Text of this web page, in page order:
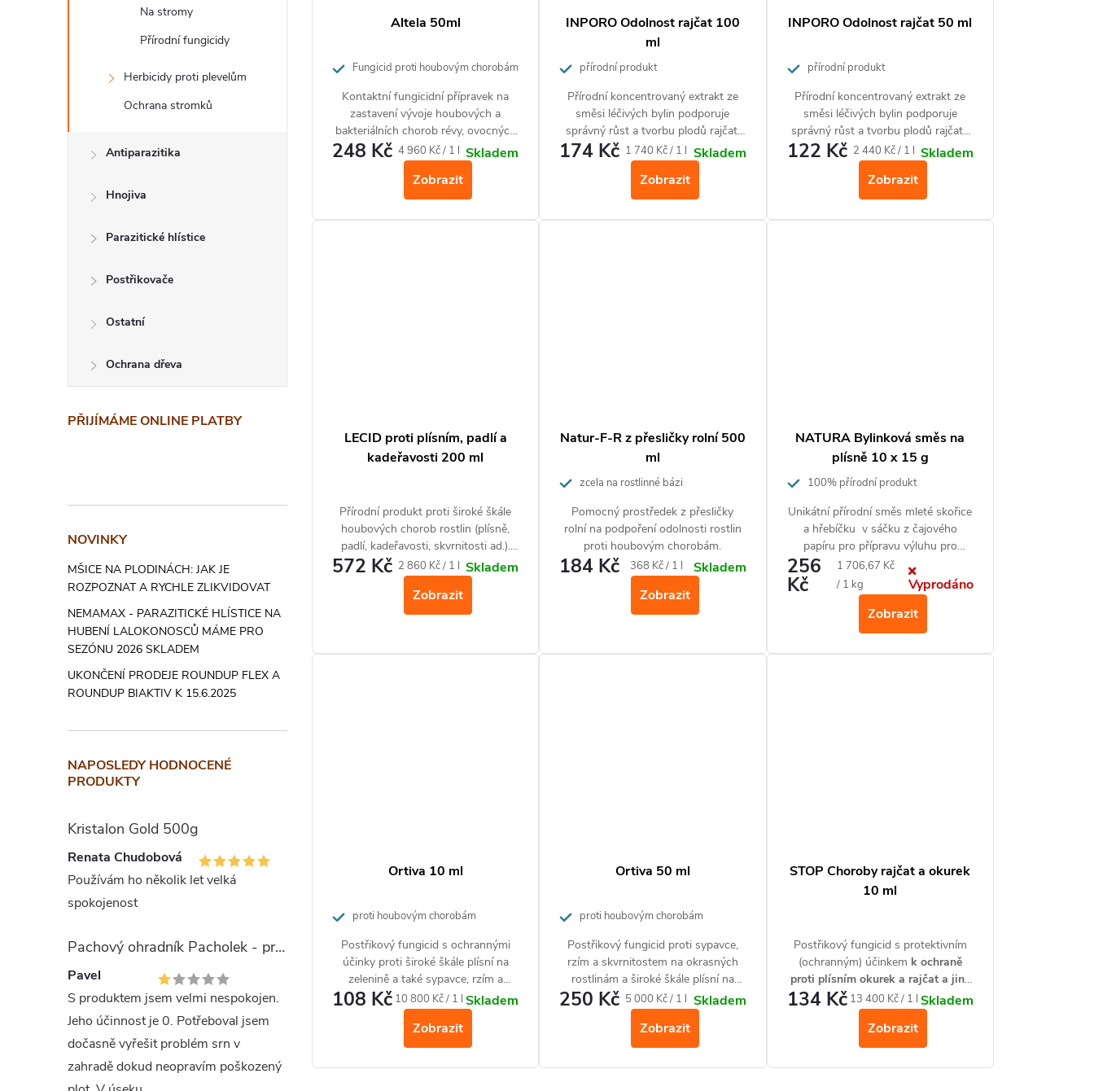
Na stromy
Přírodní fungicidy
Herbicidy proti plevelům
Ochrana stromků
Antiparazitika
Hnojiva
Parazitické hlístice
Postřikovače
Ostatní
Ochrana dřeva
PŘIJÍMÁME ONLINE PLATBY
NOVINKY
MŠICE NA PLODINÁCH: JAK JE
ROZPOZNAT A RYCHLE ZLIKVIDOVAT
NEMAMAX - PARAZITICKÉ HLÍSTICE NA
HUBENÍ LALOKONOSCŮ MÁME PRO
SEZÓNU 2026 SKLADEM
UKONČENÍ PRODEJE ROUNDUP FLEX A
ROUNDUP BIAKTIV K 15.6.2025
NAPOSLEDY HODNOCENÉ
PRODUKTY
Kristalon Gold 500g
Renata Chudobová
Používám ho několik let velká
spokojenost
Pachový ohradník Pacholek - proti vysoké zvěři
Pavel
S produktem jsem velmi nespokojen.
Jeho účinnost je 0. Potřeboval jsem
dočasně vyřešit problém srn v
zahradě dokud neopravím poškozený
Altela 50ml
Fungicid proti houbovým chorobám
Kontaktní fungicidní přípravek na
zastavení vývoje houbových a
bakteriálních chorob révy, ovocných
stromů, brambor, zeleniny a jahod.
248 Kč Měrná
4 960 Kč / 1 l Skladem
Zobrazit
INPORO Odolnost rajčat 100
ml
přírodní produkt
Přírodní koncentrovaný extrakt ze
směsi léčivých bylin podporuje
správný růst a tvorbu plodů rajčat,
zvyšuje jejich obranyschopnost. Bez
ochranné lhůty (plody lze ihned
konzumovat).
174 Kč Měrná
1 740 Kč / 1 l Skladem
Zobrazit
INPORO Odolnost rajčat 50 ml
přírodní produkt
Přírodní koncentrovaný extrakt ze
směsi léčivých bylin podporuje
správný růst a tvorbu plodů rajčat,
zvyšuje jejich obranyschopnost. Bez
ochranné lhůty (plody lze ihned
konzumovat).
122 Kč Měrná
2 440 Kč / 1 l Skladem
Zobrazit
LECID proti plísním, padlí a
kadeřavosti 200 ml
Přírodní produkt proti široké škále
houbových chorob rostlin (plísně,
padlí, kadeřavosti, skvrnitosti ad.).
Zvyšuje vitalitu plodin.
572 Kč Měrná
2 860 Kč / 1 l Skladem
Zobrazit
Natur-F-R z přesličky rolní 500
ml
zcela na rostlinné bázi
Pomocný prostředek z přesličky
rolní na podpoření odolnosti rostlin
proti houbovým chorobám.
184 Kč
Měrná
368 Kč / 1 l
Skladem
Zobrazit
NATURA Bylinková směs na
plísně 10 x 15 g
100% přírodní produkt
Unikátní přírodní směs mleté skořice
a hřebíčku v sáčku z čajového
papíru pro přípravu výluhu pro
zvýšení odolnosti a
obranyschopnosti rostlin vůči
houbových chorobám na okrasných
rostlinách a zelenině.Vhodné pro
biopěstování. Na 250m²
256
Kč
Měrná
cena:
1 706,67 Kč
/ 1 kg
Vyprodáno
Zobrazit
Ortiva 10 ml
proti houbovým chorobám
Postřikový fungicid s ochrannými
účinky proti široké škále plísní na
zelenině a také sypavce, rzím a
skvrnitostem na okrasných
rostlinám.
108 Kč Měrná
10 800 Kč / 1 l Skladem
Zobrazit
Ortiva 50 ml
proti houbovým chorobám
Postřikový fungicid proti sypavce,
rzím a skvrnitostem na okrasných
rostlinám a široké škále plísní na
zelenině.
250 Kč Měrná
5 000 Kč / 1 l Skladem
Zobrazit
STOP Choroby rajčat a okurek
10 ml
Postřikový fungicid s protektivním
(ochranným) účinkem k ochraně
proti plísním okurek a rajčat a jiné
zeleniny a okrasných rostlin.
134 Kč Měrná
13 400 Kč / 1 l Skladem
Zobrazit